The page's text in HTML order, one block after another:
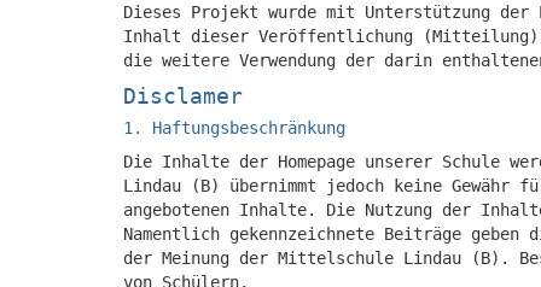
Dieses Projekt wurde mit Unterstützung der
Inhalt dieser Veröffentlichung
die weitere Verwendung der darin
Disclamer
1. Haftungsbeschränkung
Die Inhalte der Homepage unserer
Lindau (B) übernimmt jedoch keine
angebotenen Inhalte. Die Nutzung der
Namentlich gekennzeichnete Beiträge
der Meinung der Mittelschule Lindau (B).
von Schülern.